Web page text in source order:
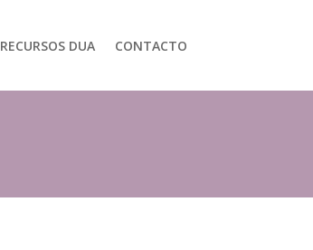
RECURSOS DUA CONTACTO